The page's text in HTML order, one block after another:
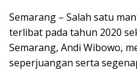
Semarang – Salah satu
terlibat pada tahun 2020
Semarang, Andi Wibowo,
seperjuangan serta